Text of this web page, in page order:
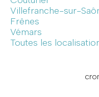
Villefranche-sur-
Frênes
Vémars
Toutes les